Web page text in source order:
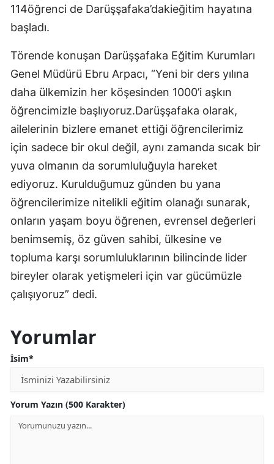
114öğrenci de Darüşşafaka’dakieğitim hayatına
başladı.
Törende konuşan Darüşşafaka Eğitim Kurumları
Genel Müdürü Ebru Arpacı, “Yeni bir ders yılına
daha ülkemizin her köşesinden 1000’i aşkın
öğrencimizle başlıyoruz.Darüşşafaka olarak,
ailelerinin bizlere emanet ettiği öğrencilerimiz
için sadece bir okul değil, aynı zamanda sıcak bir
yuva olmanın da sorumluluğuyla hareket
ediyoruz. Kurulduğumuz günden bu yana
öğrencilerimize nitelikli eğitim olanağı sunarak,
onların yaşam boyu öğrenen, evrensel değerleri
benimsemiş, öz güven sahibi, ülkesine ve
topluma karşı sorumluluklarının bilincinde lider
bireyler olarak yetişmeleri için var gücümüzle
çalışıyoruz” dedi.
Yorumlar
İsim*
Yorum Yazın (500 Karakter)